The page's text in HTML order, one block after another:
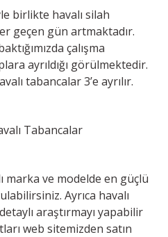
birlikte havalı silah
geçen gün artmaktadır.
çalışma
ayrıldığı görülmektedir.
tabancalar 3’e ayrılır.
Tabancalar
ve modelde en güçlü
Ayrıca havalı
araştırmayı yapabilir
web sitemizden satın